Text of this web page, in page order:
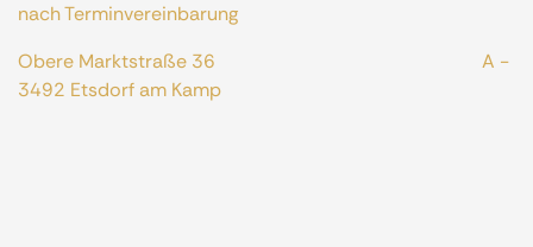
nach Terminvereinbarung
Obere Marktstraße 36 A -
3492 Etsdorf am Kamp